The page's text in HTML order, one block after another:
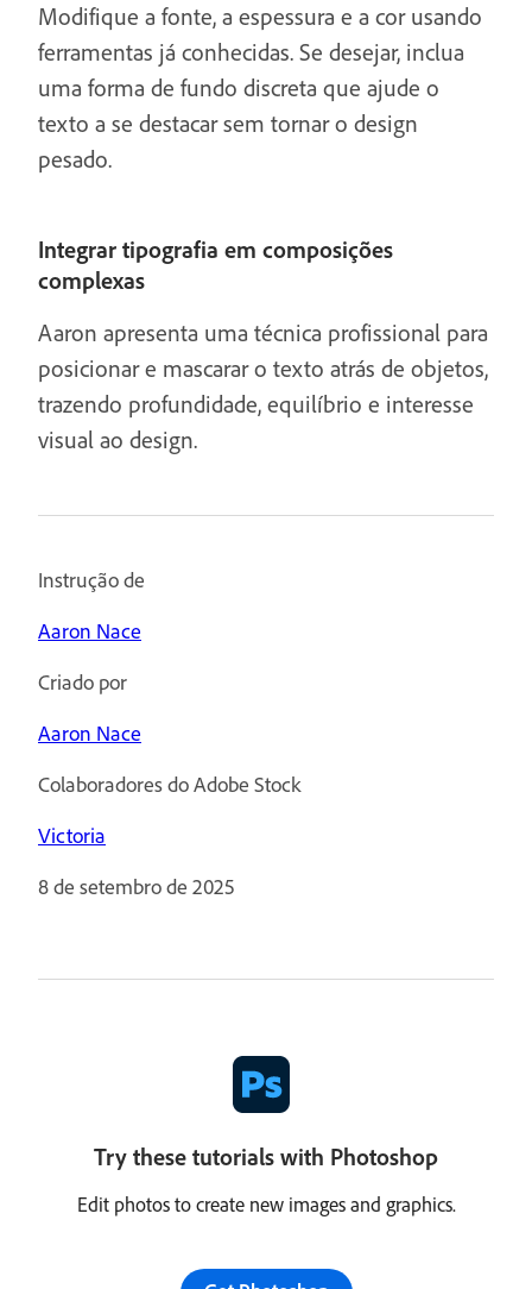
Modifique a fonte, a espessura e a cor usando
ferramentas já conhecidas. Se desejar, inclua
uma forma de fundo discreta que ajude o
texto a se destacar sem tornar o design
pesado.
Integrar tipografia em composições
complexas
Aaron apresenta uma técnica profissional para
posicionar e mascarar o texto atrás de objetos,
trazendo profundidade, equilíbrio e interesse
visual ao design.
Instrução de
Aaron Nace
Criado por
Aaron Nace
Colaboradores do Adobe Stock
Victoria
8 de setembro de 2025
Try these tutorials with Photoshop
Edit photos to create new images and graphics.